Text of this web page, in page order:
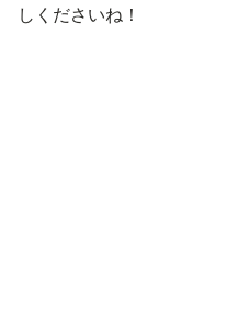
しくださいね！